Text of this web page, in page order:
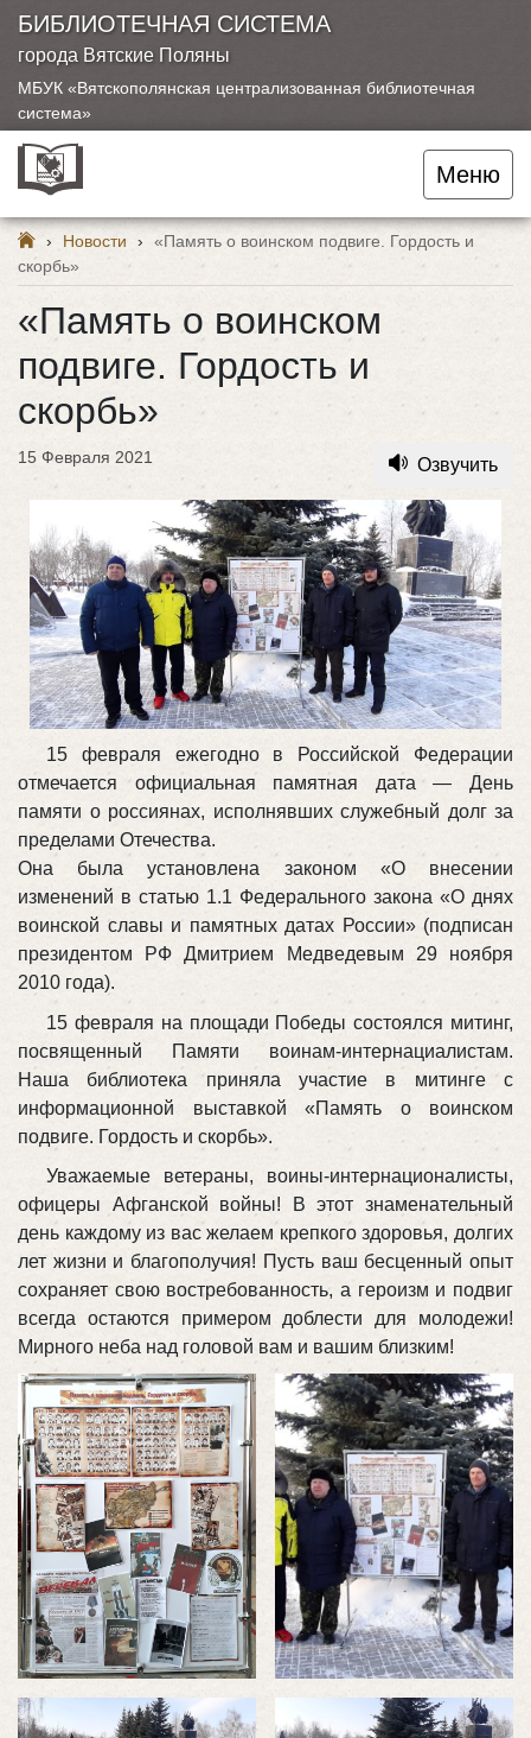
БИБЛИОТЕЧНАЯ СИСТЕМА
города Вятские Поляны
МБУК «Вятскополянская централизованная библиотечная
система»
Меню
› Новости ›
«Память о воинском подвиге. Гордость и
скорбь»
«Память о воинском
подвиге. Гордость и
скорбь»
15 Февраля 2021 Озвучить
15 февраля ежегодно в Российской Федерации
отмечается официальная памятная дата — День
памяти о россиянах, исполнявших служебный долг за
пределами Отечества.
Она была установлена законом «О внесении
изменений в статью 1.1 Федерального закона «О днях
воинской славы и памятных датах России» (подписан
президентом РФ Дмитрием Медведевым 29 ноября
2010 года).
15 февраля на площади Победы состоялся митинг,
посвященный Памяти воинам-интернациалистам.
Наша библиотека приняла участие в митинге с
информационной выставкой «Память о воинском
подвиге. Гордость и скорбь».
Уважаемые ветераны, воины-интернационалисты,
офицеры Афганской войны! В этот знаменательный
день каждому из вас желаем крепкого здоровья, долгих
лет жизни и благополучия! Пусть ваш бесценный опыт
сохраняет свою востребованность, а героизм и подвиг
всегда остаются примером доблести для молодежи!
Мирного неба над головой вам и вашим близким!